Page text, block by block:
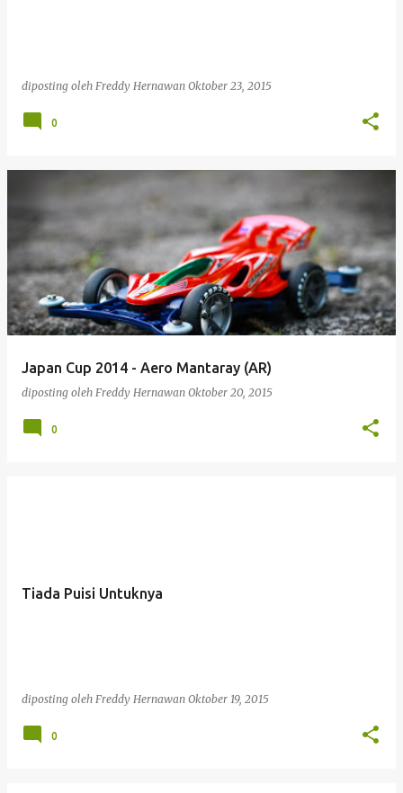
diposting oleh Freddy Hernawan Oktober 23, 2015
0
Japan Cup 2014 - Aero Mantaray (AR)
diposting oleh Freddy Hernawan Oktober 20, 2015
0
Tiada Puisi Untuknya
diposting oleh Freddy Hernawan Oktober 19, 2015
0